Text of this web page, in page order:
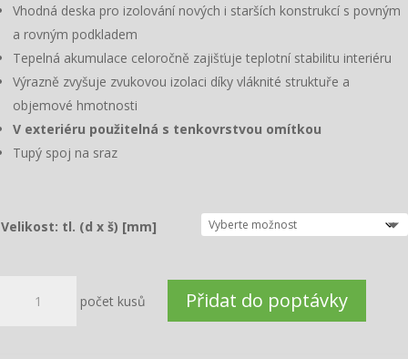
Vhodná deska pro izolování nových i starších konstrukcí s povným
a rovným podkladem
Tepelná akumulace celoročně zajišťuje teplotní stabilitu interiéru
Výrazně zvyšuje zvukovou izolaci díky vláknité struktuře a
objemové hmotnosti
V exteriéru použitelná s tenkovrstvou omítkou
Tupý spoj na sraz
Velikost: tl. (d x š) [mm]
Přidat do poptávky